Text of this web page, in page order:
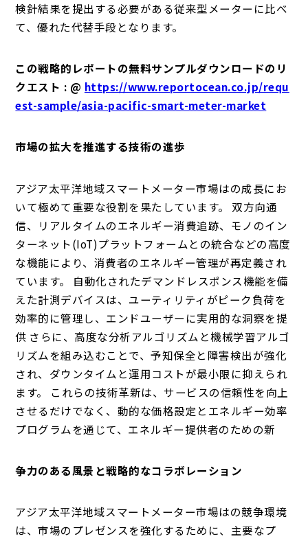
検針結果を提出する必要がある従来型メーターに比べ
て、優れた代替手段となります。
この戦略的レポートの無料サンプルダウンロードのリ
クエスト : @ https://www.reportocean.co.jp/requ
est-sample/asia-pacific-smart-meter-market
市場の拡大を推進する技術の進歩
アジア太平洋地域スマートメーター市場はの成長にお
いて極めて重要な役割を果たしています。 双方向通
信、リアルタイムのエネルギー消費追跡、モノのイン
ターネット(IoT)プラットフォームとの統合などの高度
な機能により、消費者のエネルギー管理が再定義され
ています。 自動化されたデマンドレスポンス機能を備
えた計測デバイスは、ユーティリティがピーク負荷を
効率的に管理し、エンドユーザーに実用的な洞察を提
供 さらに、高度な分析アルゴリズムと機械学習アルゴ
リズムを組み込むことで、予知保全と障害検出が強化
され、ダウンタイムと運用コストが最小限に抑えられ
ます。 これらの技術革新は、サービスの信頼性を向上
させるだけでなく、動的な価格設定とエネルギー効率
プログラムを通じて、エネルギー提供者のための新
争力のある風景と戦略的なコラボレーション
アジア太平洋地域スマートメーター市場はの競争環境
は、市場のプレゼンスを強化するために、主要なプ